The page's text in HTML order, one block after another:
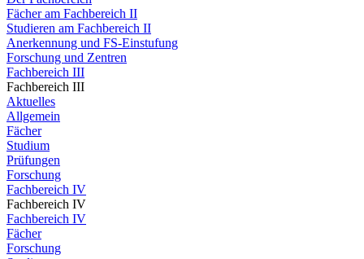
Fächer am Fachbereich II
Studieren am Fachbereich II
Anerkennung und FS-Einstufung
Forschung und Zentren
Fachbereich III
Fachbereich III
Aktuelles
Allgemein
Fächer
Studium
Prüfungen
Forschung
Fachbereich IV
Fachbereich IV
Fachbereich IV
Fächer
Forschung